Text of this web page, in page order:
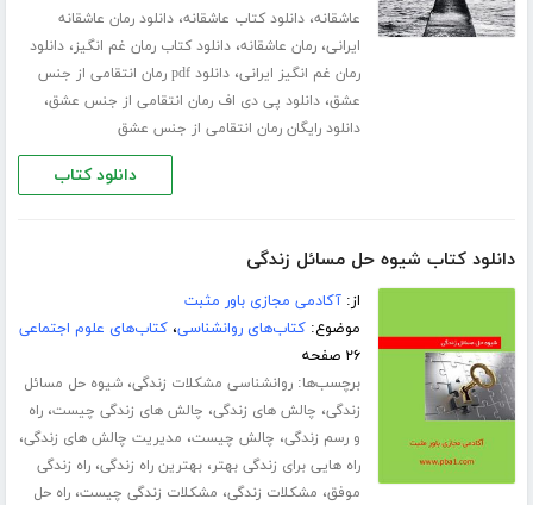
عاشقانه،دانلود کتاب عاشقانه،دانلود رمان عاشقانه
ایرانی،رمان عاشقانه،دانلود کتاب رمان غم انگیز،دانلود
رمان غم انگیز ایرانی،
دانلود pdf رمان انتقامی از جنس
عشق،دانلود پی دی اف رمان انتقامی از جنس عشق،
دانلود رایگان رمان انتقامی از جنس عشق
دانلود کتاب
دانلود کتاب شیوه حل مسائل زندگی
از:آکادمی مجازی باور مثبت
موضوع:کتاب‌های روانشناسی،کتاب‌های علوم اجتماعی
۲۶ صفحه
برچسب‌ها:روانشناسی مشکلات زندگی،شیوه حل مسائل
زندگی، چالش های زندگی، چالش های زندگی چیست،راه
و رسم زندگی، چالش چیست، مدیریت چالش های زندگی،
راه هایی برای زندگی بهتر،بهترین راه زندگی،راه زندگی
موفق، مشکلات زندگی، مشکلات زندگی چیست،راه حل